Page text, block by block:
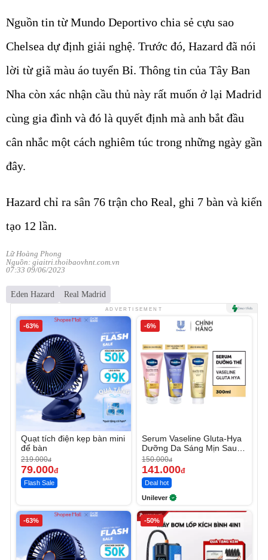
Nguồn tin từ Mundo Deportivo chia sẻ cựu sao
Chelsea dự định giải nghệ. Trước đó, Hazard đã nói
lời từ giã màu áo tuyển Bỉ. Thông tin của Tây Ban
Nha còn xác nhận cầu thủ này rất muốn ở lại Madrid
cùng gia đình và đó là quyết định mà anh bắt đầu
cân nhắc một cách nghiêm túc trong những ngày gần
đây.
Hazard chỉ ra sân 76 trận cho Real, ghi 7 bàn và kiến
tạo 12 lần.
Lữ Hoàng Phong
Nguồn: giaitri.thoibaovhnt.com.vn
07:33 09/06/2023
Eden Hazard Real Madrid
ADVERTISEMENT
-63%
Quạt tích điện kẹp bàn mini
để bàn
219.000đ
79.000đ
Flash Sale
-6%
Serum Vaseline Gluta-Hya
Dưỡng Da Sáng Mịn Sau 7
Ngày
150.000đ
141.000đ
Deal hot
Unilever
-63% -50%